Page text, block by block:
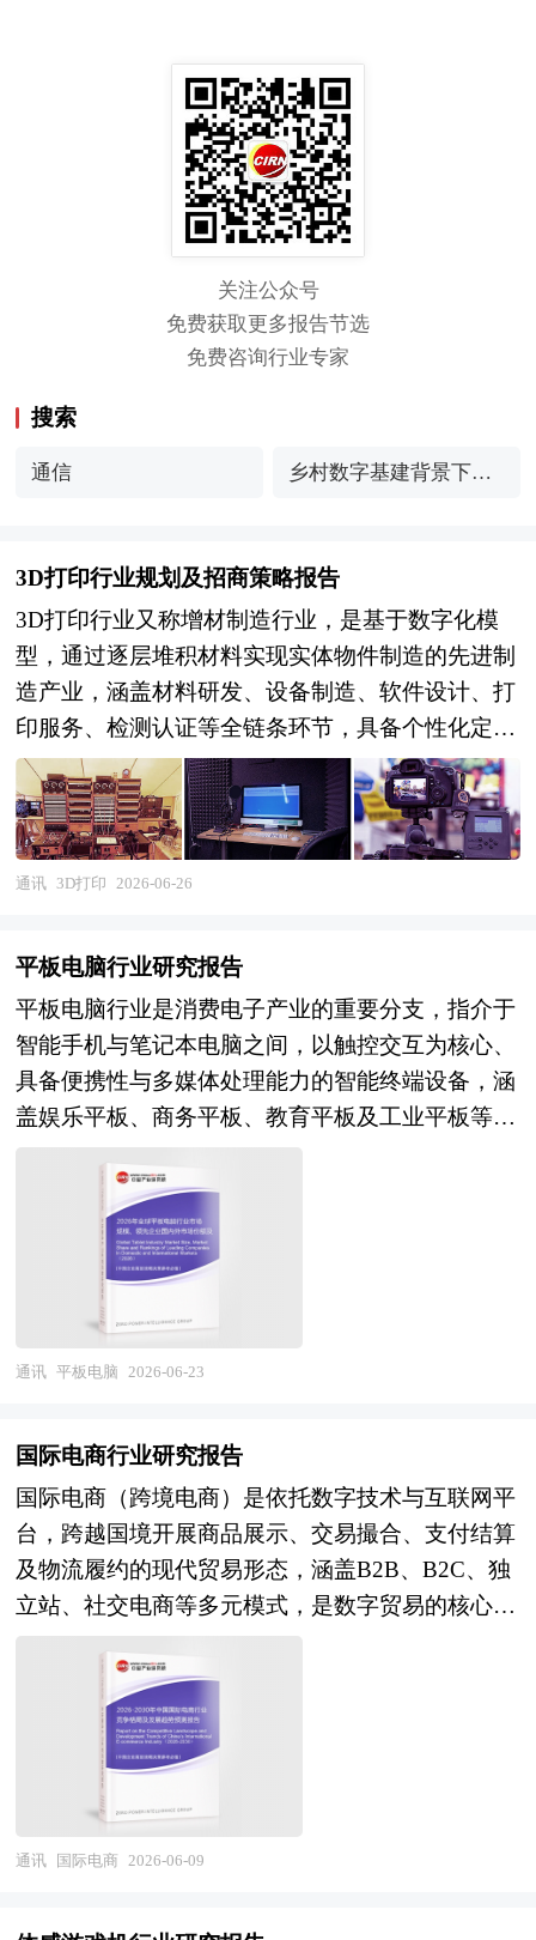
关注公众号
免费获取更多报告节选
免费咨询行业专家
搜索
通信 乡村数字基建背景下通
026年）
3D打印行业规划及招商策略报告
3D打印行业又称增材制造行业，是基于数字化模
型，通过逐层堆积材料实现实体物件制造的先进制
造产业，涵盖材料研发、设备制造、软件设计、打
印服务、检测认证等全链条环节，具备个性化定
制、复杂结构制造、短周期交付、材料利用率高等
核心优势，是推动制造业数字化、智能化、绿色化
转型的关键支撑技术，也是“十五五”时期培育高端
装备制造、构建现代产业体系的重要方向。 “产业
整和发展经济等方面发挥积极的辐射、示范和带动
作用，成为城市经济腾飞的助推器。产业园区是区
域经济发展、产业调整和升级的重要空间聚集形
式，担负着聚集创新资源、培育新兴产业、推动城
市化建设等一系列的重要使命。园区的具体形式多
种多样，主要包括高新区、开发区、科技园、工业
区、产业基地、特色产业园等以及近来各地陆续提
出的产业新城、科技新城等。 产业园区作为产业
集群的要载体和组成部分，现在园区经济效应已引
起越来越多人关注。国内外产业园区发展成功案例
表明，产业园区能够有效地创造聚集力，通过共享
资源的、克服外部负效应，带动关联产业的发展，
的性质和特征决定了产业集群最终方向，形成产业
园区和产业集群的良性互动，是区域经济增长的重
要途径。在产业集群的指导下，推进产业园区建
设，不仅是当前发展产业集群的需要，更是加快新
型工业化进程的必然选择。 在区域竞争日趋激烈
的今天，产业集群已成为提高区域竞争力的重要途
径。世界各地包括我国各地的进程中，都把培育和
发展产业集群当作政府推进的一项非常重要的工
作。当前，国内理论界已形成普遍的认识，认为园
区是形成地方产业集群的主要载体。产业集群在空
间上的表现形式是相关产业和支撑机构在地理上的
集中，因而，产业集群形成和产业集群效应得到发
通讯 3D打印 2026-06-26
平板电脑行业研究报告
平板电脑行业是消费电子产业的重要分支，指介于
智能手机与笔记本电脑之间，以触控交互为核心、
具备便携性与多媒体处理能力的智能终端设备，涵
盖娱乐平板、商务平板、教育平板及工业平板等细
公、医疗健康与工业控制等场景。作为数字经济时
代的核心终端载体，行业融合了半导体、显示技
术、操作系统与应用生态等多领域创新，是全球智
能硬件产业竞争与技术迭代的关键赛道。 当前全
球平板电脑行业呈现需求结构分化、头部格局稳
固、区域市场差异显著、技术驱动升级的发展现
级市场追求轻薄化、长续航与影音体验，商用与教
市场成为增长重要引擎。竞争层面，国际头部企业
凭借品牌、生态与技术积累占据全球高端市场主导
地位，中国品牌依托成本优势、本土化运营与生态
协同能力，在中低端市场快速崛起并向全球市场拓
展，国内外企业在不同区域与细分赛道形成差异化
竞争态势。供给端，产业链成熟度持续提升，面
板、芯片等核心组件技术迭代加快，产品创新聚焦
AI赋能、多设备协同与场景化适配，行业整体进入
存量竞争与价值提升并行的阶段。 展望未来，全
球平板电脑行业将迈向AI深度融合、生态壁垒强
化、细分场景深耕、全球化竞争加剧的发展阶段。
通讯 平板电脑 2026-06-23
国际电商行业研究报告
国际电商（跨境电商）是依托数字技术与互联网平
台，跨越国境开展商品展示、交易撮合、支付结算
及物流履约的现代贸易形态，涵盖B2B、B2C、独
立站、社交电商等多元模式，是数字贸易的核心载
务、供应链管理、跨境物流、支付合规、数字营销
等全链条，上游对接中国制造产业带，下游覆盖全
球消费市场，深度融合实体经济与数字经济，既是
全球价值链重构的重要力量，也是衡量一国开放型
经济与数字产业竞争力的核心标志。 当前，中国
国际电商行业正处于规模扩容、结构优化、竞争加
球跨境电商的核心引擎，中国依托完整供应链、成
通讯 国际电商 2026-06-09